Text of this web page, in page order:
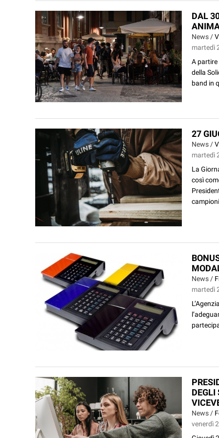
DAL
News /
martedì
A partire
della
band in
27
News /
martedì
La
così
News /
martedì
DEGLI
News /
venerdì